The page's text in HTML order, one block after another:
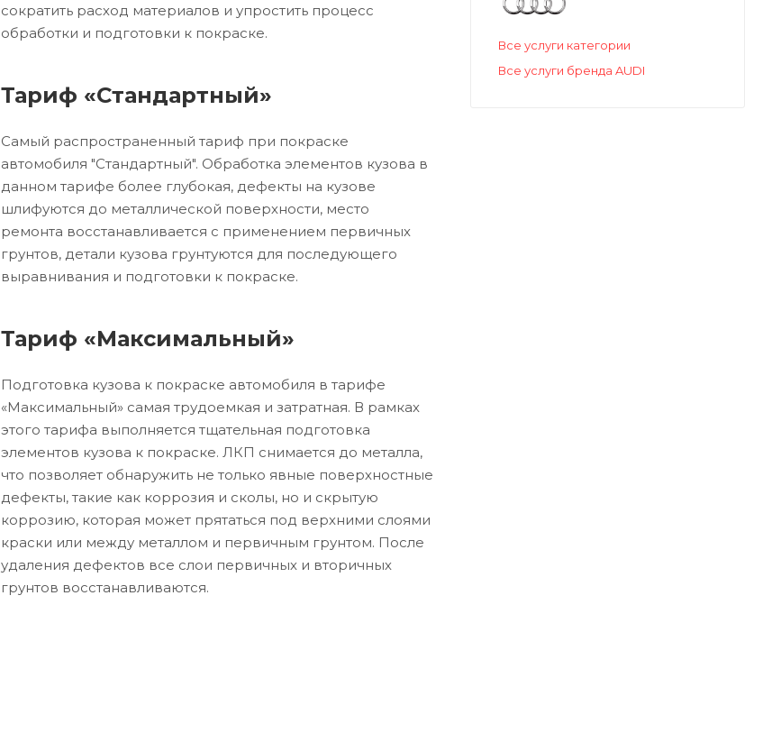
сократить расход материалов и упростить процесс
обработки и подготовки к покраске.
Тариф «Стандартный»
Самый распространенный тариф при покраске
автомобиля "Стандартный". Обработка элементов кузова в
данном тарифе более глубокая, дефекты на кузове
шлифуются до металлической поверхности, место
ремонта восстанавливается с применением первичных
грунтов, детали кузова грунтуются для последующего
выравнивания и подготовки к покраске.
Тариф «Максимальный»
Подготовка кузова к покраске автомобиля в тарифе
«Максимальный» самая трудоемкая и затратная. В рамках
этого тарифа выполняется тщательная подготовка
элементов кузова к покраске. ЛКП снимается до металла,
что позволяет обнаружить не только явные поверхностные
дефекты, такие как коррозия и сколы, но и скрытую
коррозию, которая может прятаться под верхними слоями
краски или между металлом и первичным грунтом. После
удаления дефектов все слои первичных и вторичных
грунтов восстанавливаются.
Все услуги категории
Все услуги бренда AUDI